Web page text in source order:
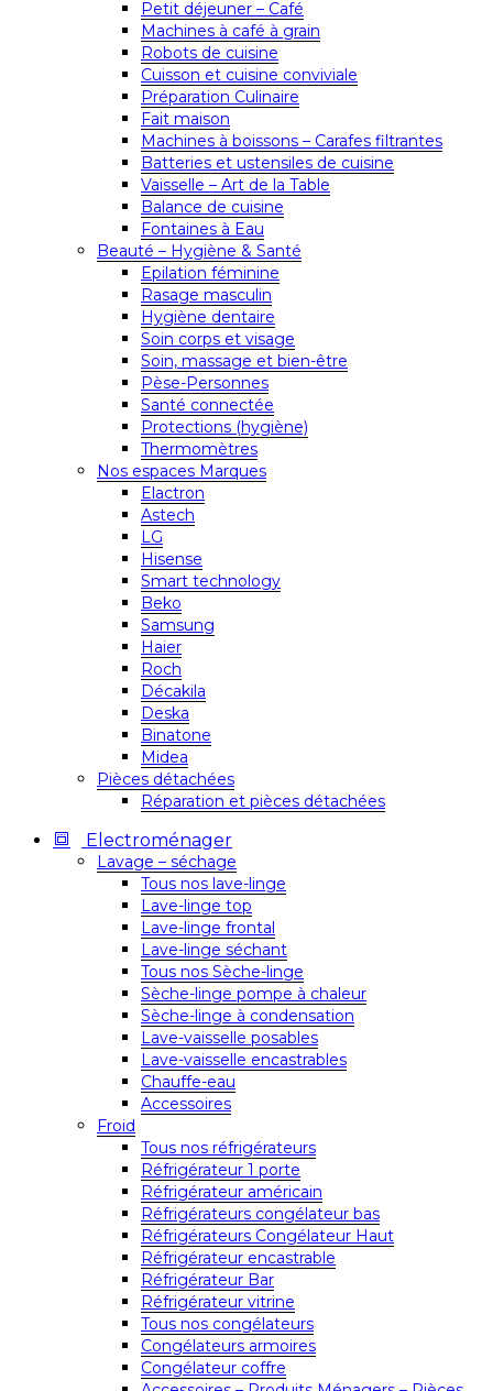
Petit déjeuner – Café
Machines à café à grain
Robots de cuisine
Cuisson et cuisine conviviale
Préparation Culinaire
Fait maison
Machines à boissons – Carafes filtrantes
Batteries et ustensiles de cuisine
Vaisselle – Art de la Table
Balance de cuisine
Fontaines à Eau
Beauté – Hygiène & Santé
Epilation féminine
Rasage masculin
Hygiène dentaire
Soin corps et visage
Soin, massage et bien-être
Pèse-Personnes
Santé connectée
Protections (hygiène)
Thermomètres
Nos espaces Marques
Elactron
Astech
LG
Hisense
Smart technology
Beko
Samsung
Haier
Roch
Décakila
Deska
Binatone
Midea
Pièces détachées
Réparation et pièces détachées
Electroménager
Lavage – séchage
Tous nos lave-linge
Lave-linge top
Lave-linge frontal
Lave-linge séchant
Tous nos Sèche-linge
Sèche-linge pompe à chaleur
Sèche-linge à condensation
Lave-vaisselle posables
Lave-vaisselle encastrables
Chauffe-eau
Accessoires
Froid
Tous nos réfrigérateurs
Réfrigérateur 1 porte
Réfrigérateur américain
Réfrigérateurs congélateur bas
Réfrigérateurs Congélateur Haut
Réfrigérateur encastrable
Réfrigérateur Bar
Réfrigérateur vitrine
Tous nos congélateurs
Congélateurs armoires
Congélateur coffre